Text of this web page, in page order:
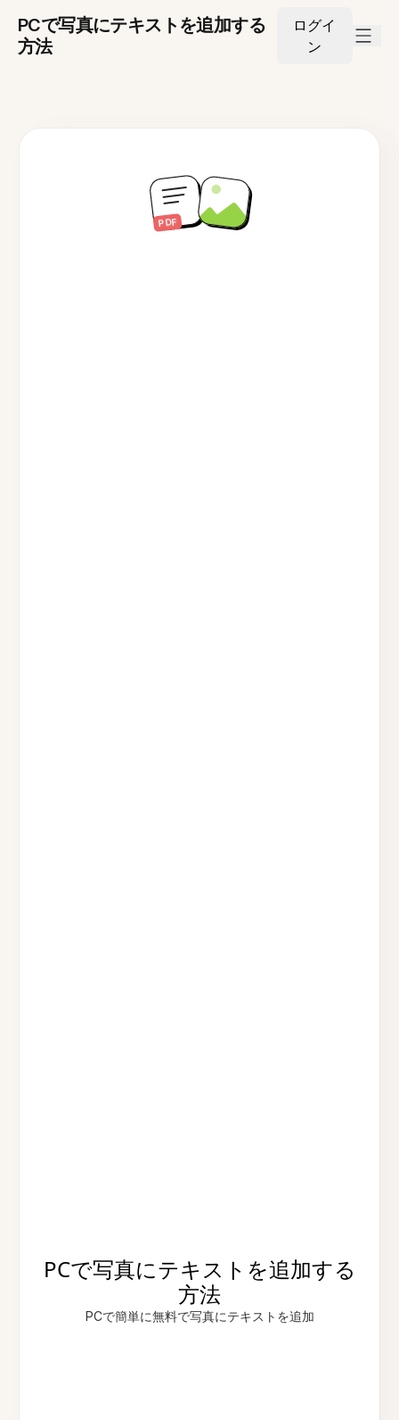
PCで写真にテキストを追加する
方法
ログイ
ン
PCで写真にテキストを追加する
方法
PCで簡単に無料で写真にテキストを追加